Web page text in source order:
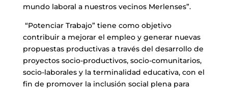
mundo laboral a nuestros vecinos Merlenses”.
“Potenciar Trabajo” tiene como objetivo
contribuir a mejorar el empleo y generar nuevas
propuestas productivas a través del desarrollo de
proyectos socio-productivos, socio-comunitarios,
socio-laborales y la terminalidad educativa, con el
fin de promover la inclusión social plena para